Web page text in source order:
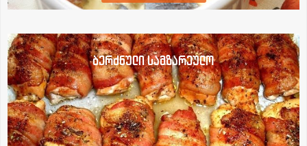
ბერძნული სამზარეულო